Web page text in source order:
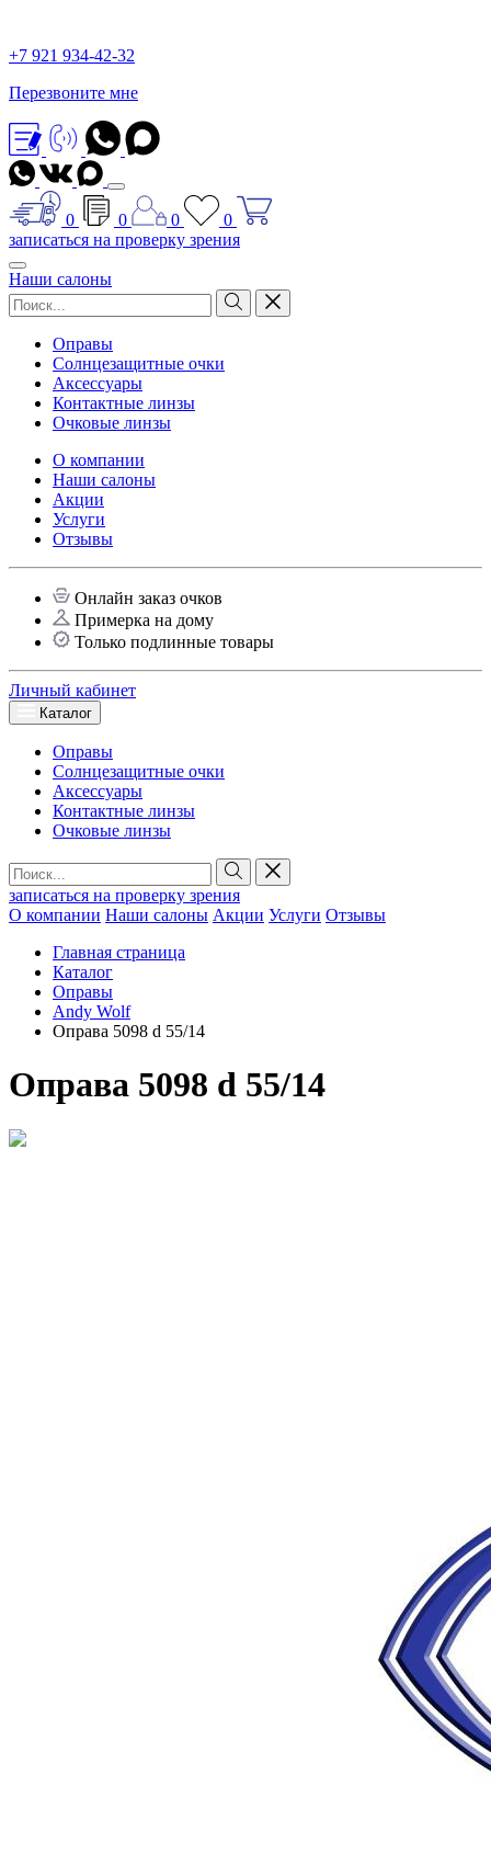
+7 921 934-42-32
Перезвоните мне
0 0 0
0
записаться на проверку зрения
Наши салоны
Оправы
Солнцезащитные очки
Аксессуары
Контактные линзы
Очковые линзы
О компании
Наши салоны
Акции
Услуги
Отзывы
Онлайн заказ очков
Примерка на дому
Только подлинные товары
Личный кабинет
Каталог
Оправы
Солнцезащитные очки
Аксессуары
Контактные линзы
Очковые линзы
записаться на проверку зрения
О компании Наши салоны Акции Услуги Отзывы
Главная страница
Каталог
Оправы
Andy Wolf
Оправа 5098 d 55/14
Оправа 5098 d 55/14